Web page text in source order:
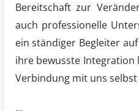
Bereitschaft zur
auch professionelle
ein ständiger Begleiter
ihre bewusste Integration
Verbindung mit uns
…